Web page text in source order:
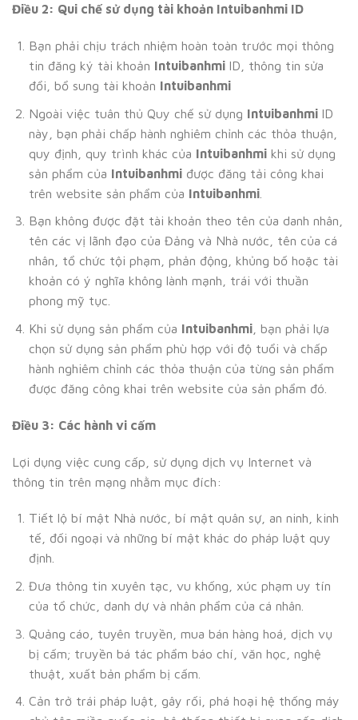
Điều 2: Qui chế sử dụng tài khoản Intuibanhmi ID
Bạn phải chịu trách nhiệm hoàn toàn trước mọi thông
tin đăng ký tài khoản Intuibanhmi ID, thông tin sửa
đổi, bổ sung tài khoản Intuibanhmi
Ngoài việc tuân thủ Quy chế sử dụng Intuibanhmi ID
này, bạn phải chấp hành nghiêm chỉnh các thỏa thuận,
quy định, quy trình khác của Intuibanhmikhi sử dụng
sản phẩm của Intuibanhmiđược đăng tải công khai
trên website sản phẩm của Intuibanhmi.
Bạn không được đặt tài khoản theo tên của danh nhân,
tên các vị lãnh đạo của Đảng và Nhà nước, tên của cá
nhân, tổ chức tội phạm, phản động, khủng bố hoặc tài
khoản có ý nghĩa không lành mạnh, trái với thuần
phong mỹ tục.
Khi sử dụng sản phẩm của Intuibanhmi, bạn phải lựa
chọn sử dụng sản phẩm phù hợp với độ tuổi và chấp
hành nghiêm chỉnh các thỏa thuận của từng sản phẩm
được đăng công khai trên website của sản phẩm đó.
Điều 3: Các hành vi cấm
Lợi dụng việc cung cấp, sử dụng dịch vụ Internet và
thông tin trên mạng nhằm mục đích:
Tiết lộ bí mật Nhà nước, bí mật quân sự, an ninh, kinh
tế, đối ngoại và những bí mật khác do pháp luật quy
định.
Đưa thông tin xuyên tạc, vu khống, xúc phạm uy tín
của tổ chức, danh dự và nhân phẩm của cá nhân.
Quảng cáo, tuyên truyền, mua bán hàng hoá, dịch vụ
bị cấm; truyền bá tác phẩm báo chí, văn học, nghệ
thuật, xuất bản phẩm bị cấm.
Cản trở trái pháp luật, gây rối, phá hoại hệ thống máy